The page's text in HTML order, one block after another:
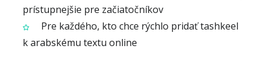
prístupnejšie pre začiatočníkov
Pre každého, kto chce rýchlo pridať tashkeel
k arabskému textu online